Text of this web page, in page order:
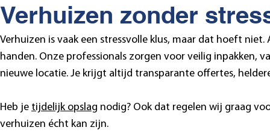
Verhuizen zonder
Verhuizen is vaak een stressvolle klus, maar dat hoeft
handen. Onze professionals zorgen voor veilig inpakken,
nieuwe locatie. Je krijgt altijd transparante offertes,
Heb je tijdelijk opslag nodig? Ook dat regelen wij graag
verhuizen écht kan zijn.